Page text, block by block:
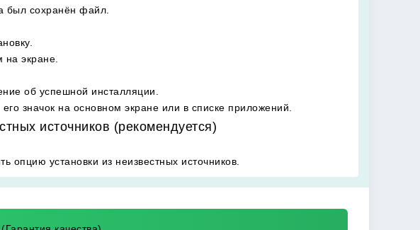
был сохранён файл.
на экране.
об успешной инсталляции.
значок на основном экране или в списке приложений.
источников (рекомендуется)
опцию установки из неизвестных источников.